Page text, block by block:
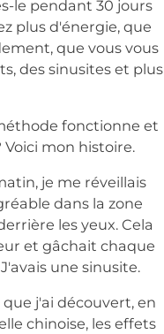
le pendant 30 jours
plus d'énergie, que
que vous vous
des sinusites et plus
fonctionne et
mon histoire.
je me réveillais
dans la zone
les yeux. Cela
et gâchait chaque
une sinusite.
j'ai découvert, en
chinoise, les effets